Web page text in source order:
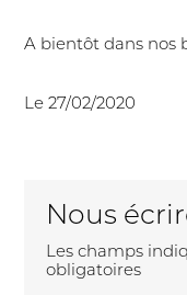
A bientôt dans nos
Le 27/02/2020
Nous
Les champs
obligatoires